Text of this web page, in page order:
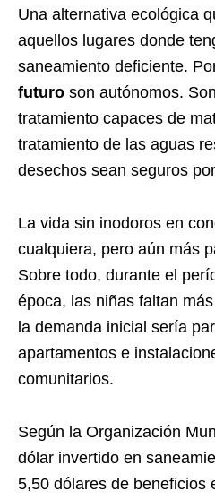
Una alternativa ecológica
aquellos lugares donde
saneamiento deficiente.
futuro son autónomos.
tratamiento capaces de
tratamiento de las aguas
desechos sean seguros
La vida sin inodoros en
cualquiera, pero aún más
Sobre todo, durante el
época, las niñas faltan
la demanda inicial sería
apartamentos e
comunitarios.
Según la Organización
dólar invertido en
5,50 dólares de beneficios